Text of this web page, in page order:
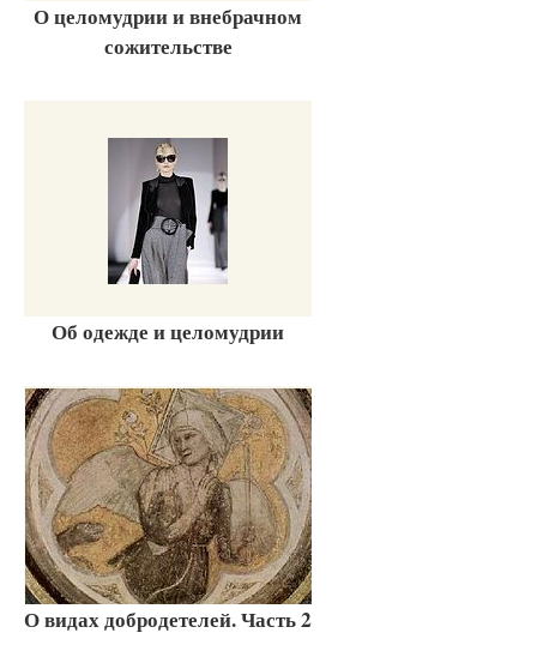
О целомудрии и внебрачном
сожительстве
Об одежде и целомудрии
О видах добродетелей. Часть 2